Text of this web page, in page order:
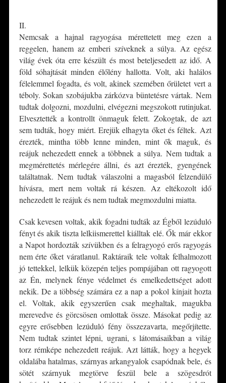
II.
Nemcsak a hajnal ragyogása mérettetett meg ezen a
reggelen, hanem az emberi szíveknek a súlya. Az egész
világ évek óta erre készült és most beteljesedett az idő. A
föld sóhajtását minden élőlény hallotta. Volt, aki halálos
félelemmel fogadta, és volt, akinek szemében őrületet vert a
téboly. Sokan szobájukba zárkózva büntetésre vártak. Nem
tudtak dolgozni, mozdulni, elvégezni megszokott rutinjukat.
Elvesztették a kontrollt önmaguk felett. Zokogtak, de azt
sem tudták, hogy miért. Erejük elhagyta őket és féltek. Azt
érezték, mintha több lenne minden, mint ők maguk, és
reájuk nehezedett ennek a többnek a súlya. Nem tudtak a
megmérettetés mérlegére állni, és azt érezték, gyengének
találtatnak. Nem tudtak válaszolni a magasból felzendülő
hívásra, mert nem voltak rá készen. Az eltékozolt idő
nehezedett le reájuk és nem tudtak megmozdulni miatta.
Csak kevesen voltak, akik fogadni tudták az Égből lezúduló
fényt és akik tiszta lelkiismerettel kiálltak elé. Ők már ekkor
a Napot hordozták szívükben és a felragyogó erős ragyogás
nem érte őket váratlanul. Raktáraik tele voltak felhalmozott
jó tettekkel, lelkük közepén teljes pompájában ott ragyogott
az Én, melynek fénye védelmet és emelkedettséget adott
nekik. De a többség számára ez a nap a pokol kínjait hozta
el. Voltak, akik egyszerűen csak meghaltak, magukba
merevedve és görcsösen omlottak össze. Másokat pedig az
egyre erősebben lezúduló fény összezavarta, megőrjítette.
Nem tudtak szintet lépni, ugrani, s látomásaikban a világ
torz rémképe nehezedett reájuk. Azt látták, hogy a hegyek
oldalába hatalmas, szárnyas arkangyalok csapódnak bele, és
sötét szárnyuk megtörve feszül bele a szögesdrót